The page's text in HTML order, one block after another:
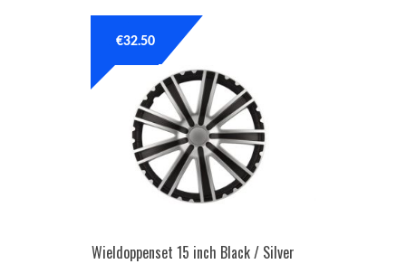
Bedrijfswagen parts
Inloggen / Registreren
Wieldoppenset 15 inch Black / Silver
€32.50